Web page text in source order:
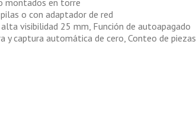
montados en torre
o con adaptador de red
alta visibilidad 25 mm, Función de autoapagado
y captura automática de cero, Conteo de piezas